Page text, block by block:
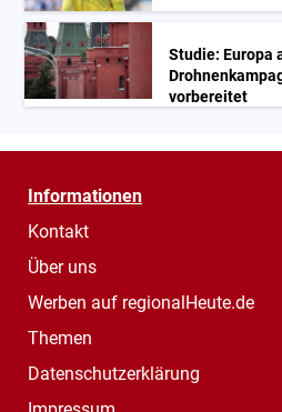
Studie: Europa
vorbereitet
Informationen
Kontakt
Über uns
Werben auf regionalHeute.de
Themen
Datenschutzerklärung